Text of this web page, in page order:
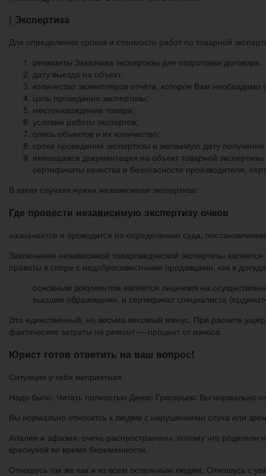
| Экспертиза
Для определения сроков и стоимости работ по товарной
реквизиты Заказчика экспертизы для подготовки договора.
дату выезда на объект;
количество экземпляров отчёта, которое Вам
цель проведения экспертизы;
местонахождение товара;
условия работы экспертов;
опись объектов и их количество;
сроки проведения экспертизы и желаемую дату
имеющаяся документация на объект товарной
сертификаты качества и безопасности производителя,
В каких случаях нужна независимая экспертиза:
Где провести независимую экспертизу очков
назначается и проводится по определению суда,
Заключение независимой товароведческой экспертизы
правоты в споре с недобросовестными продавцами, как в
основным документом является лицензия на
высшем образовании, и сертификат специалиста
Это единственный, но весьма весомый минус. При расчете
фактические затраты на ремонт — процент от износа.
Юрист готов ответить на ваш вопрос!
Ситуация у тебя неприятная.
Надо было. Читать полностью Денис Григорьев: Вы нормально
Вы нормально относитсь к людям с нарушениями слуха или
Алалия и афазия, очень распространены, потому что родители
краснухой во время беременности.
Отношусь так же как и ко всем остальным людям. Отношусь с